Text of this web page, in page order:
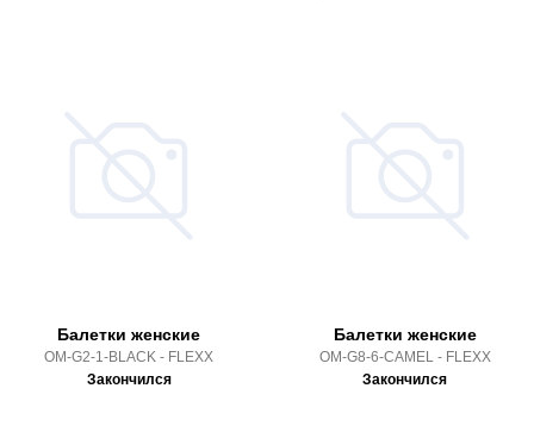
Балетки женские
OM-G2-1-BLACK - FLEXX
Закончился
Балетки женские
OM-G8-6-CAMEL - FLEXX
Закончился